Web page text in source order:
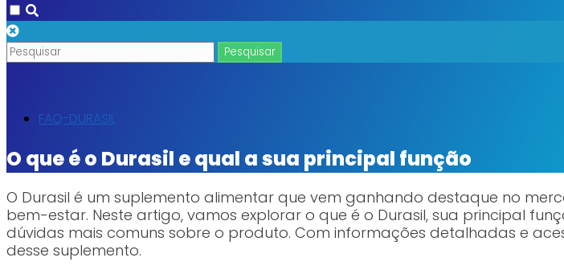
FAQ-DURASIL
O que é o Durasil e qual a sua principal função
O Durasil é um suplemento alimentar que vem ganhando destaque no
bem-estar. Neste artigo, vamos explorar o que é o Durasil, sua principal
dúvidas mais comuns sobre o produto. Com informações detalhadas e
desse suplemento.